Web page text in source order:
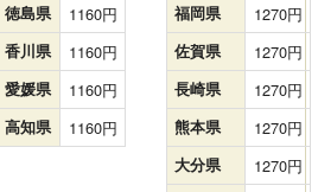
徳島県 1160
香川県 1160
愛媛県 1160
高知県 1160
福岡県 1270
佐賀県 1270
長崎県 1270
熊本県 1270
大分県 1270